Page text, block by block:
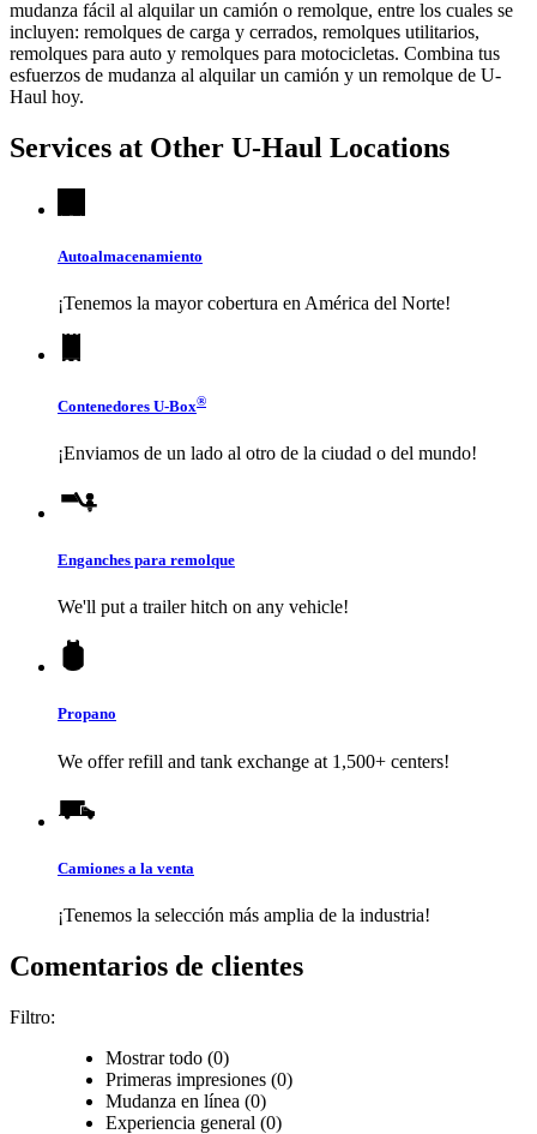
mudanza fácil al alquilar un camión o remolque, entre los cuales se
incluyen: remolques de carga y cerrados, remolques utilitarios,
remolques para auto y remolques para motocicletas. Combina tus
esfuerzos de mudanza al alquilar un camión y un remolque de U-
Haul hoy.
Services at Other U-Haul Locations
Autoalmacenamiento
¡Tenemos la mayor cobertura en América del Norte!
Contenedores U-Box®
¡Enviamos de un lado al otro de la ciudad o del mundo!
Enganches para remolque
We'll put a trailer hitch on any vehicle!
Propano
We offer refill and tank exchange at 1,500+ centers!
Camiones a la venta
¡Tenemos la selección más amplia de la industria!
Comentarios de clientes
Filtro:
Mostrar todo (0)
Primeras impresiones (0)
Mudanza en línea (0)
Experiencia general (0)